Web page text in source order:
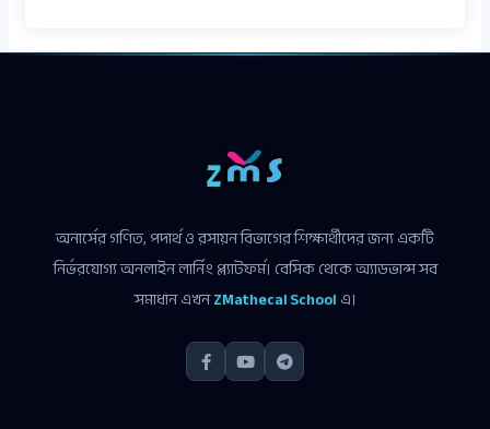
অনার্সের গণিত, পদার্থ ও রসায়ন বিভাগের শিক্ষার্থীদের জন্য একটি
নির্ভরযোগ্য অনলাইন লার্নিং প্ল্যাটফর্ম। বেসিক থেকে অ্যাডভান্স সব
সমাধান এখনZMathecal Schoolএ।